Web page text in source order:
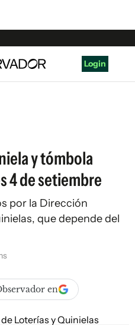
Login
y tómbola
4 de setiembre
por la Dirección
que depende del
en